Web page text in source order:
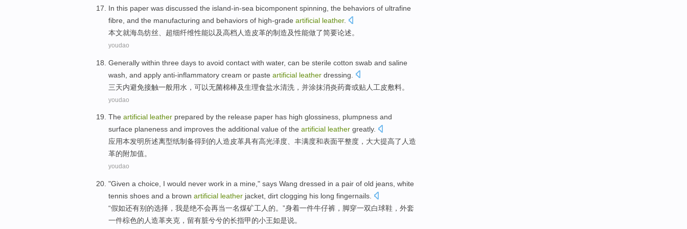
In this paper was discussed the island-in-sea bicomponent spinning , the behaviors of ultrafine
fibre , and the manufacturing and behaviors of high-grade artificial leather.
本文就海岛纺丝 超细纤维性能以及高档 人造皮革的制造及性能做了简要论述。
youdao
Generally within three days to avoid contact with water, can be sterile cotton swab and saline
wash and apply anti-inflammatory cream or paste artificial leather dressing
三天内避免接触一般用水 ， 可以无菌棉棒及生理食盐水清洗 ， 并涂抹消炎药膏或贴人工皮敷料。
youdao
The artificial leather prepared by the release paper has high glossiness, plumpness and
surface planeness and improves the additional value of the artificial leather greatly.
应用本发明所述离型纸制备得到 的人造皮革具有高光泽度、 丰满度和表面平整度 ，大大提高了 人造
革的附加值。
youdao
"Given a choice I would never work in a mine ," says Wang dressed in a pair of old jeans , white
tennis shoes and a brown artificial leather jacket, dirt clogging his long fingernails
“假如还有别的选择， 我是绝不会再当一名煤矿工人的。”身着一件牛仔裤 ，脚穿一双白球鞋 ， 外套
一件棕色的 人造革夹克，留有脏兮兮的长指甲的小王如是说。